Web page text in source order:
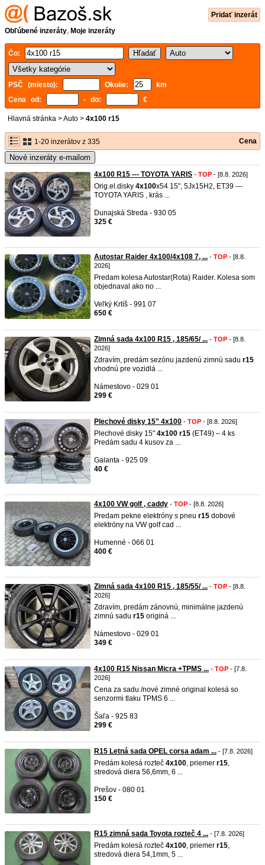
Pridať inzerát
Obľúbené inzeráty, Moje inzeráty
Čo:
PSČ (miesto): Okolie:
km
Cena od:
- do: €
Hlavná stránka >Auto > 4x100 r15
1-20 inzerátov z 335 Cena
Nové inzeráty e-mailom
4x100 R15 --- TOYOTA YARIS - TOP - [8.8. 2026]
Orig.el.disky 4x100x54 15", 5Jx15H2, ET39 ---
TOYOTA YARIS , krás ...
Dunajská Streda - 930 05
325 €
Autostar Raider 4x100/4x108 7, ... - TOP - [8.8.
2026]
Predam kolesa Autostar(Rota) Raider. Kolesa som
objednaval ako no ...
Veľký Krtíš - 991 07
650 €
Zimná sada 4x100 R15 , 185/65/ ... - TOP - [8.8.
2026]
Zdravím, predám sezónu jazdenú zimnú sadu r15
vhodnú pre vozidlá ...
Námestovo - 029 01
299 €
Plechové disky 15" 4x100 - TOP - [8.8. 2026]
Plechové disky 15" 4x100 r15 (ET49) – 4 ks
Predám sadu 4 kusov za ...
Galanta - 925 09
40 €
4x100 VW golf , caddy - TOP - [8.8. 2026]
Predam pekne elektróny s pneu r15 dobové
elektróny na VW golf cad ...
Humenné - 066 01
400 €
Zimná sada 4x100 R15 , 185/55/ ... - TOP - [8.8.
2026]
Zdravím, predám zánovnú, minimálne jazdenú
zimnú sadu r15 originá ...
Námestovo - 029 01
349 €
4x100 R15 Nissan Micra +TPMS ... - TOP - [7.8.
2026]
Cena za sadu /nové zimné original kolesá so
senzormi tlaku TPMS 6 ...
Šaľa - 925 83
299 €
R15 Letná sada OPEL corsa adam ... - [7.8. 2026]
Predám kolesá rozteč 4x100, priemer r15,
stredová diera 56,6mm, 6 ...
Prešov - 080 01
150 €
R15 zimná sada Toyota rozteč 4 ... - [7.8. 2026]
Predám kolesá rozteč 4x100, priemer r15,
stredová diera 54,1mm, 5 ...